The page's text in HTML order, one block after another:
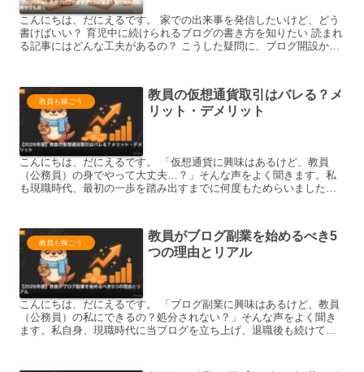
こんにちは、だにえるです。 家での出来事を発信したいけど、どう
書けばいい？ 育児中に続けられるブログの書き方を知りたい 読まれ
る記事にはどんな工夫があるの？ こうした疑問に、ブログ開設から
教員も稼ごう
教員の仮想通貨取引はバレる？メ
リット・デメリット
こんにちは、だにえるです。 「仮想通貨に興味はあるけど、教員
（公務員）の身でやって大丈夫…？」そんな声をよく聞きます。私
も現職時代、最初の一歩を踏み出すまでに何度もためらいました。
教員も稼ごう
教員がブログ副業を始めるべき5
つの理由とリアル
こんにちは、だにえるです。 「ブログ副業に興味はあるけど、教員
（公務員）の私にできるの？処分されない？」そんな声をよく聞き
ます。私自身、現職時代に当ブログを立ち上げ、退職後も続けてい